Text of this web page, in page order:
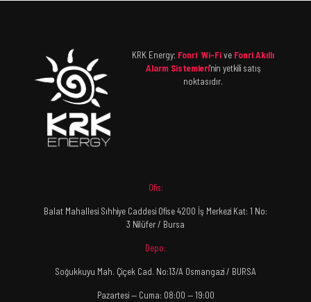
KRK Energy; Fonri Wi-Five Fonri Akıllı
Alarm Sistemleri'nin yetkili satış
noktasıdır.
Ofis:
Balat Mahallesi Sıhhiye Caddesi Ofise 4200 İş Merkezi Kat: 1 No:
3 Nilüfer / Bursa
Depo:
Soğukkuyu Mah. Çiçek Cad. No:13/A Osmangazi / BURSA
Pazartesi — Cuma: 08:00 — 19:00